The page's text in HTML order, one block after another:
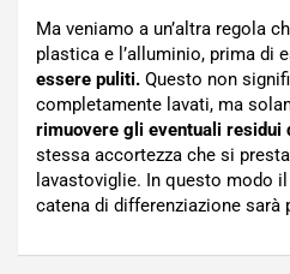
Ma veniamo a un’altra regola
plastica e l’alluminio, prima di
essere puliti. Questo non
completamente lavati, ma
rimuovere gli eventuali residui
stessa accortezza che si
lavastoviglie. In questo modo
catena di differenziazione sarà